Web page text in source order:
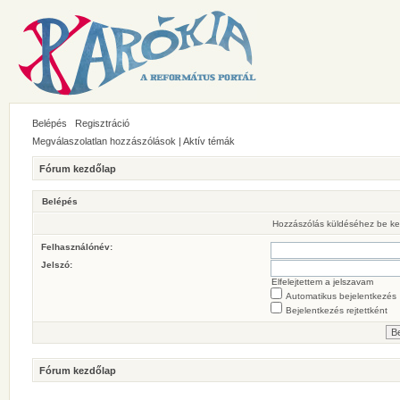
Belépés Regisztráció
Megválaszolatlan hozzászólások | Aktív témák
Fórum kezdőlap
Belépés
Hozzászólás küldéséhez be
Felhasználónév:
Jelszó:
Elfelejtettem a jelszavam
Automatikus bejelentkezés
Bejelentkezés rejtettként
Fórum kezdőlap